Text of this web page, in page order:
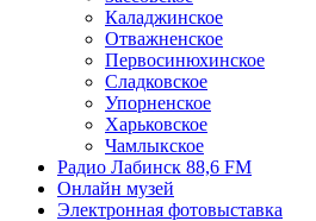
Каладжинское
Отважненское
Первосинюхинское
Сладковское
Упорненское
Харьковское
Чамлыкское
Радио Лабинск 88,6 FM
Онлайн музей
Электронная фотовыставка